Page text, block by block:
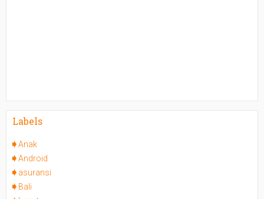
Labels
Anak
Android
asuransi
Bali